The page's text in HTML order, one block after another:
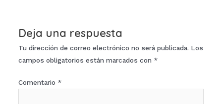
Deja una respuesta
Tu dirección de correo electrónico no será publicada. Los
campos obligatorios están marcados con *
Comentario *